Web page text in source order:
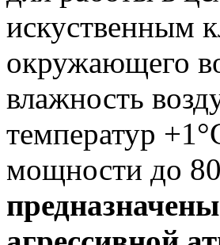
искуственным
окружающего
влажность
температур
мощности до